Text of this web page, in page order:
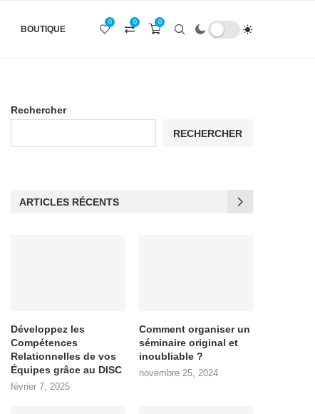
BOUTIQUE
0
0
0
Rechercher
RECHERCHER
ARTICLES RÉCENTS
Développez les
Compétences
Relationnelles de vos
Équipes grâce au DISC
février 7, 2025
Comment organiser un
séminaire original et
inoubliable ?
novembre 25, 2024